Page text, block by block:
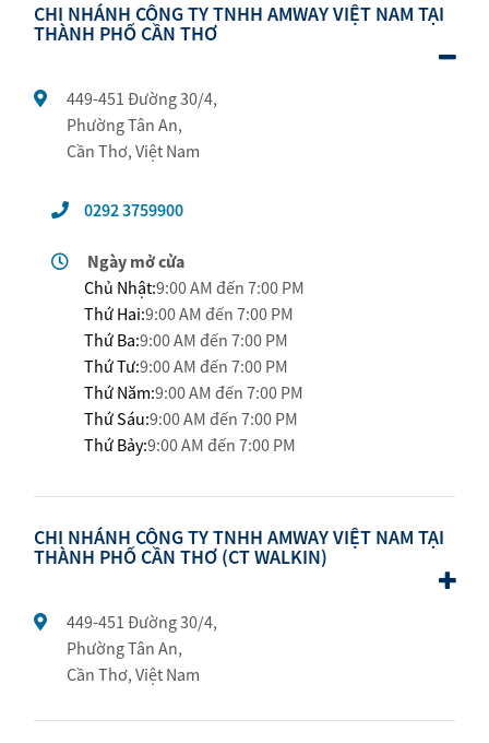
CHI NHÁNH CÔNG TY TNHH AMWAY VIỆT NAM TẠI
THÀNH PHỐ CẦN THƠ
449-451 Đường 30/4,
Phường Tân An,
Cần Thơ, Việt Nam
0292 3759900
Ngày mở cửa
Chủ Nhật:9:00 AM đến 7:00 PM
Thứ Hai:9:00 AM đến 7:00 PM
Thứ Ba:9:00 AM đến 7:00 PM
Thứ Tư:9:00 AM đến 7:00 PM
Thứ Năm:9:00 AM đến 7:00 PM
Thứ Sáu:9:00 AM đến 7:00 PM
Thứ Bảy:9:00 AM đến 7:00 PM
CHI NHÁNH CÔNG TY TNHH AMWAY VIỆT NAM TẠI
THÀNH PHỐ CẦN THƠ (CT WALKIN)
449-451 Đường 30/4,
Phường Tân An,
Cần Thơ, Việt Nam